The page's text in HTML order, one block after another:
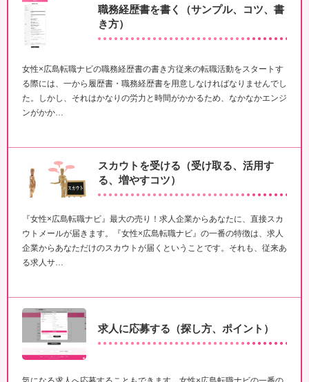
職務経歴書を書く（サンプル、コツ、書
き方）
女性×広島転職ナビの職務経歴書の書き方従来の転職活動をスタートす
る際には、一から履歴書・職務経歴書を用意しなければなりませんでし
た。しかし、それはかなりの労力と時間がかかるため、なかなかエンジ
ンがかか…
スカウトを受ける（受け取る、活用す
る、増やすコツ）
『女性×広島転職ナビ』最大の売り！求人企業からあなたに、直接スカ
ウトメールが届きます。『女性×広島転職ナビ』の一番の特徴は、求人
企業からあなただけのスカウトが届くということです。それも、従来あ
る求人サ…
求人に応募する（探し方、ポイント）